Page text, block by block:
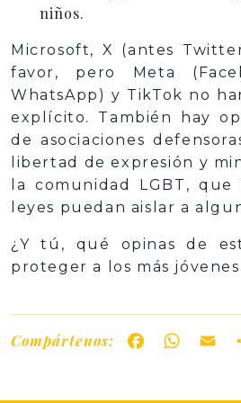
niños.
Microsoft, X (antes
favor, pero Meta
WhatsApp) y TikTok no
explícito. También hay
de asociaciones
libertad de expresión y
la comunidad LGBT,
leyes puedan aislar a
¿Y tú, qué opinas de
proteger a los más
Compártenos: Facebook